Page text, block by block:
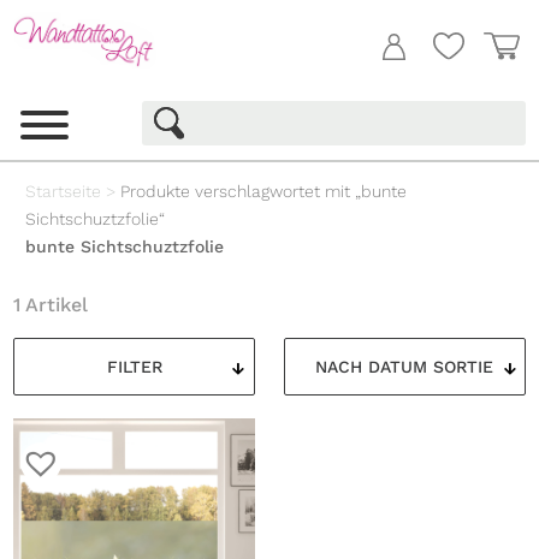
Startseite > Produkte verschlagwortet mit „bunte
Sichtschuztzfolie“
bunte Sichtschuztzfolie
FILTER
1 Artikel